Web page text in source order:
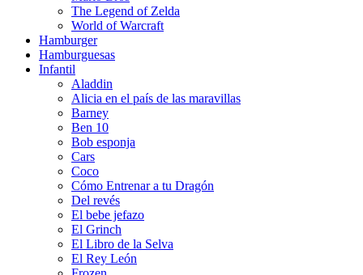
The Legend of Zelda
World of Warcraft
Hamburger
Hamburguesas
Infantil
Aladdin
Alicia en el país de las maravillas
Barney
Ben 10
Bob esponja
Cars
Coco
Cómo Entrenar a tu Dragón
Del revés
El bebe jefazo
El Grinch
El Libro de la Selva
El Rey León